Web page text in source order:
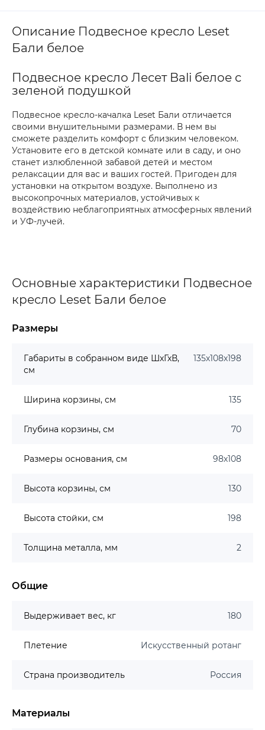
Описание Подвесное кресло Leset
Бали белое
Подвесное кресло Лесет Bali белое с
зеленой подушкой
Подвесное кресло-качалка Leset Бали отличается
своими внушительными размерами. В нем вы
сможете разделить комфорт с близким человеком.
Установите его в детской комнате или в саду, и оно
станет излюбленной забавой детей и местом
релаксации для вас и ваших гостей. Пригоден для
установки на открытом воздухе. Выполнено из
высокопрочных материалов, устойчивых к
воздействию неблагоприятных атмосферных явлений
и УФ-лучей.
Основные характеристики Подвесное
кресло Leset Бали белое
Размеры
Габариты в собранном виде ШхГхВ,
см
135х108х198
Ширина корзины, см 135
Глубина корзины, см 70
Размеры основания, см 98х108
Высота корзины, см 130
Высота стойки, см 198
Толщина металла, мм 2
Общие
Выдерживает вес, кг 180
Плетение Искусственный ротанг
Страна производитель Россия
Материалы